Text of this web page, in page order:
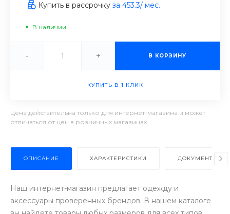
Купить в рассрочку за 453.3/ мес.
В наличии
- + В КОРЗИНУ
КУПИТЬ В 1 КЛИК
Цена действительна только для интернет-магазина и может
отличаться от цен в розничных магазинах
ОПИСАНИЕ ХАРАКТЕРИСТИКИ ДОКУМЕНТЫ
Наш интернет-магазин предлагает одежду и
аксессуары проверенных брендов. В нашем каталоге